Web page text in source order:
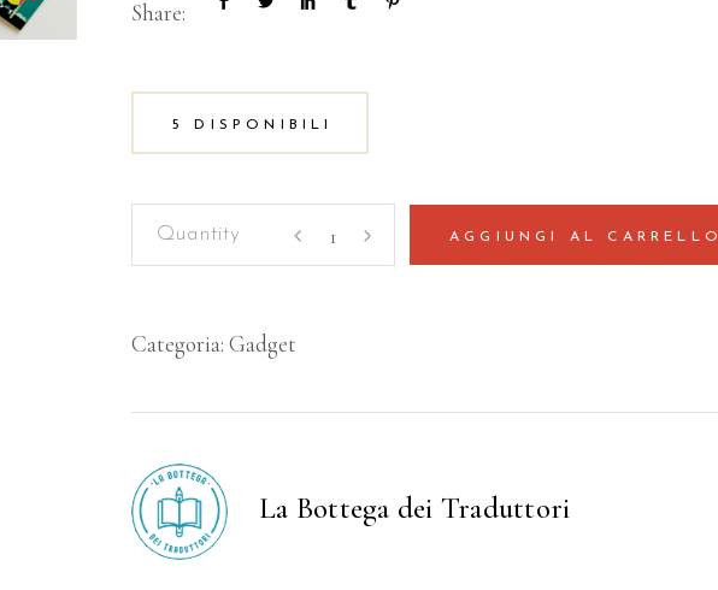
Share:
5 DISPONIBILI
con
AGGIUNGI AL CARRELLO
Categoria: Gadget
La Bottega dei Traduttori